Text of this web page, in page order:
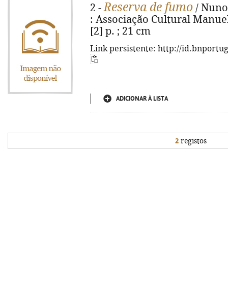
2 -Reserva de fumo /
: Associação Cultural
[2] p. ; 21 cm
Link persistente: http://
ADICIONAR À LISTA
2 registos